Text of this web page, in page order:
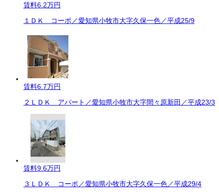
賃料6.2万円
１ＤＫ コーポ／愛知県小牧市大字久保一色／平成25/9
賃料6.7万円
２ＬＤＫ アパート／愛知県小牧市大字間々原新田／平成23/3
賃料9.6万円
３ＬＤＫ コーポ／愛知県小牧市大字久保一色／平成29/4